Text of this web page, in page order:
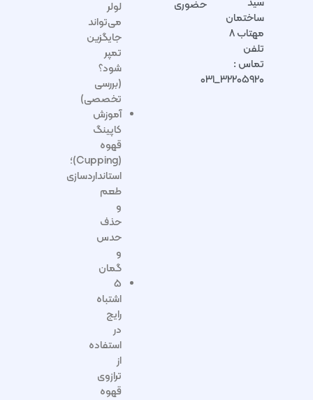
سید
ساختمان
مهتاب ۸
تلفن
تماس :
۳۲۲۰۵۹۲۰_۰۳۱
حضوری
لولر
می‌تواند
جایگزین
تمپر
شود؟
(بررسی
تخصصی)
آموزش
کاپینگ
قهوه
(Cupping)؛
استانداردسازی
طعم
و
حذف
حدس
و
گمان
۵
اشتباه
رایج
در
استفاده
از
ترازوی
قهوه